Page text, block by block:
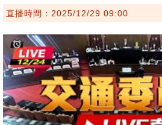
直播時間：2025/12/29 09:00